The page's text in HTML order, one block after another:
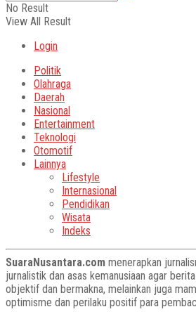
No Result
View All Result
Login
Politik
Olahraga
Daerah
Nasional
Entertainment
Teknologi
Otomotif
Lainnya
Lifestyle
Internasional
Pendidikan
Wisata
Indeks
SuaraNusantara.com menerapkan
jurnalistik dan asas kemanusiaan agar
objektif dan bermakna, melainkan juga
optimisme dan perilaku positif para